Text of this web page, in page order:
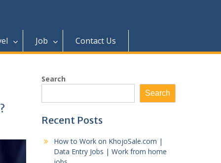
Job Contact Us
Search
Search
Recent Posts
How to Work on KhojoSale.com |
Data Entry Jobs | Work from home